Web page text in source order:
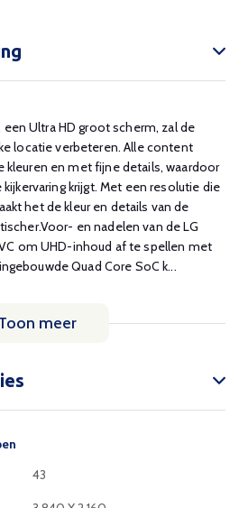
een Ultra HD groot scherm, zal de
locatie verbeteren. Alle content
kleuren en met fijne details, waardoor
krijgt. Met een resolutie die
het de kleur en details van de
en nadelen van de LG
Quad Core SoC k...
meer
43